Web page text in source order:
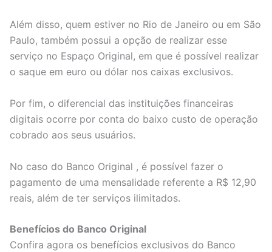
Além disso, quem estiver no Rio de Janeiro ou em São
Paulo, também possui a opção de realizar esse
serviço no Espaço Original, em que é possível realizar
o saque em euro ou dólar nos caixas exclusivos.
Por fim, o diferencial das instituições financeiras
digitais ocorre por conta do baixo custo de operação
cobrado aos seus usuários.
No caso do Banco Original , é possível fazer o
pagamento de uma mensalidade referente a R$ 12,90
reais, além de ter serviços ilimitados.
Benefícios do Banco Original
Confira agora os benefícios exclusivos do Banco